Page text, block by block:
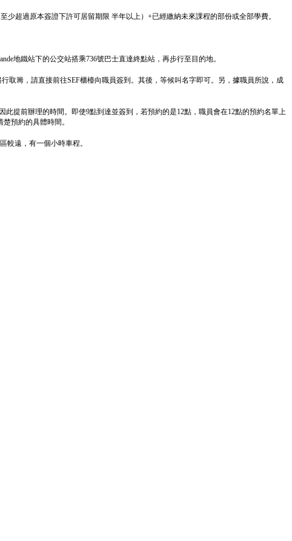
超過原本簽證下許可居留期限 半年以上）+已經繳納未來課程的部份或全部學費。
地鐵站下的公交站搭乘736號巴士直達終點站，再步行至目的地。
取籌，請直接前往SEF櫃檯向職員簽到。其後，等候叫名字即可。另，據職員所說，成
提前辦理的時間。即使9點到達並簽到，若預約的是12點，職員會在12點的預約名單上
預約的具體時間。
較遠，有一個小時車程。